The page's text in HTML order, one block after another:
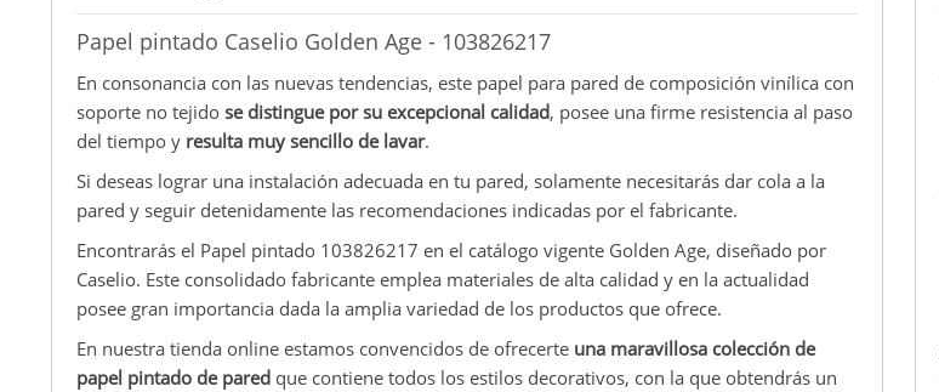
Papel pintado Caselio Golden Age - 103826217
En consonancia con las nuevas tendencias, este papel para pared de composición vinílica con
soporte no tejido se distingue por su excepcional calidad, posee una firme resistencia al paso
del tiempo y resulta muy sencillo de lavar.
Si deseas lograr una instalación adecuada en tu pared, solamente necesitarás dar cola a la
pared y seguir detenidamente las recomendaciones indicadas por el fabricante.
Encontrarás el Papel pintado 103826217 en el catálogo vigente Golden Age, diseñado por
Caselio. Este consolidado fabricante emplea materiales de alta calidad y en la actualidad
posee gran importancia dada la amplia variedad de los productos que ofrece.
En nuestra tienda online estamos convencidos de ofrecerte una maravillosa colección de
papel pintado de pared que contiene todos los estilos decorativos, con la que obtendrás un